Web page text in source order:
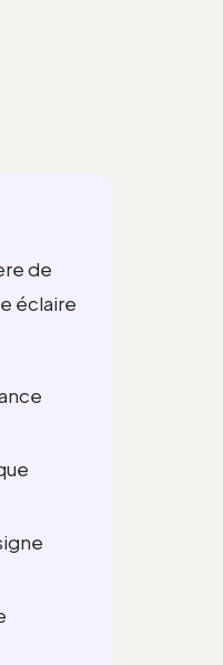
de
éclaire